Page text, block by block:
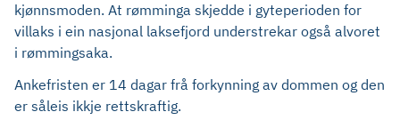
kjønnsmoden. At rømminga skjedde i gyteperioden for
villaks i ein nasjonal laksefjord understrekar også alvoret
i rømmingsaka.
Ankefristen er 14 dagar frå forkynning av dommen og den
er såleis ikkje rettskraftig.